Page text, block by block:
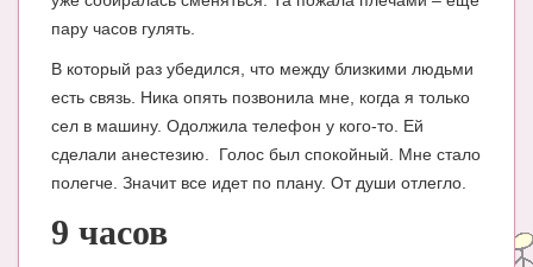
пару часов гулять.
В который раз убедился, что между близкими людьми
есть связь. Ника опять позвонила мне, когда я только
сел в машину. Одолжила телефон у кого-то. Ей
сделали анестезию. Голос был спокойный. Мне стало
полегче. Значит все идет по плану. От души отлегло.
9 часов